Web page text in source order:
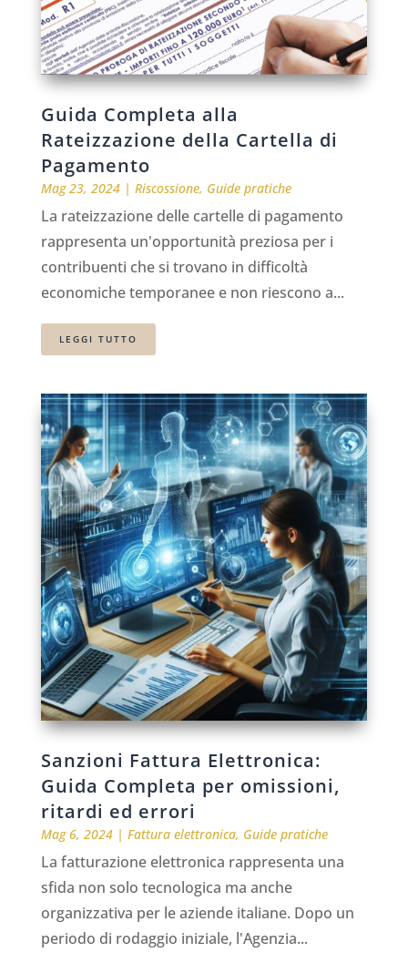
Guida Completa alla
Rateizzazione della Cartella di
Pagamento
Mag 23, 2024| Riscossione, Guide pratiche
La rateizzazione delle cartelle di pagamento
rappresenta un'opportunità preziosa per i
contribuenti che si trovano in difficoltà
economiche temporanee e non riescono a...
LEGGI TUTTO
Sanzioni Fattura Elettronica:
Guida Completa per omissioni,
ritardi ed errori
Mag 6, 2024| Fattura elettronica, Guide pratiche
La fatturazione elettronica rappresenta una
sfida non solo tecnologica ma anche
organizzativa per le aziende italiane. Dopo un
periodo di rodaggio iniziale, l'Agenzia...